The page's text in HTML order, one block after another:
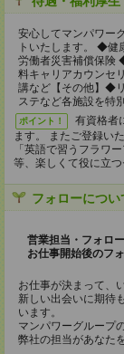
安心してマンパワー
トいたします。 ◆健
労働者災害補償保険
料キャリアカウンセ
講など【その他】◆
ステなど各施設を特
ポイント！
有資格者
ます。 またご登録い
「英語で習うフラワ
等、楽しくて役に立つ
フォローについ
営業担当・フォロ
お仕事開始後のフ
お仕事が決まって、
新しい出会いに期待
います。
マンパワーグループ
弊社の担当があなた